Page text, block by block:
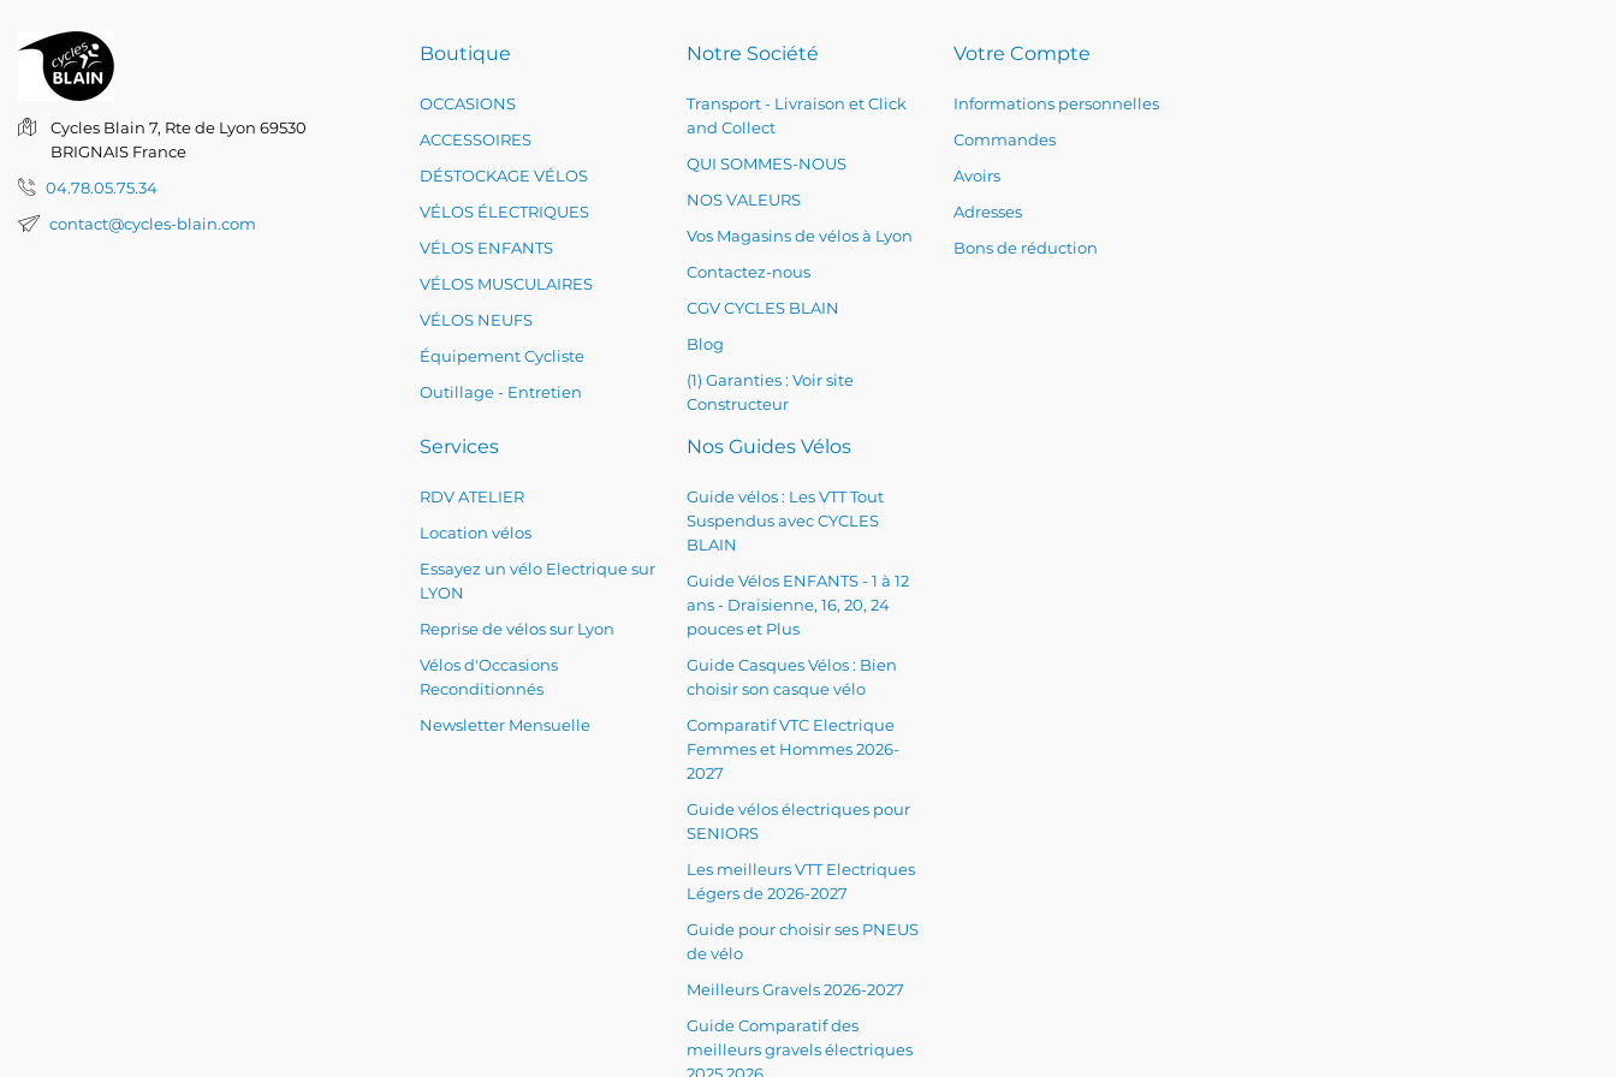
Cycles Blain 7, Rte de Lyon 69530
BRIGNAIS France
04.78.05.75.34
contact@cycles-blain.com
Boutique
OCCASIONS
ACCESSOIRES
DÉSTOCKAGE VÉLOS
VÉLOS ÉLECTRIQUES
VÉLOS ENFANTS
VÉLOS MUSCULAIRES
VÉLOS NEUFS
Équipement Cycliste
Outillage - Entretien
Notre Société
Transport - Livraison et Click
and Collect
QUI SOMMES-NOUS
NOS VALEURS
Vos Magasins de vélos à Lyon
Contactez-nous
CGV CYCLES BLAIN
Blog
(1) Garanties : Voir site
Constructeur
Services
RDV ATELIER
Location vélos
Essayez un vélo Electrique sur
LYON
Reprise de vélos sur Lyon
Vélos d'Occasions
Reconditionnés
Newsletter Mensuelle
Nos Guides Vélos
Guide vélos : Les VTT Tout
Suspendus avec CYCLES
BLAIN
Guide Vélos ENFANTS - 1 à 12
ans - Draisienne, 16, 20, 24
pouces et Plus
Guide Casques Vélos : Bien
choisir son casque vélo
Comparatif VTC Electrique
Femmes et Hommes 2026-
2027
Guide vélos électriques pour
SENIORS
Les meilleurs VTT Electriques
Légers de 2026-2027
Guide pour choisir ses PNEUS
de vélo
Meilleurs Gravels 2026-2027
Guide Comparatif des
meilleurs gravels électriques
2025 2026
Votre Compte
Informations personnelles
Commandes
Avoirs
Adresses
Bons de réduction